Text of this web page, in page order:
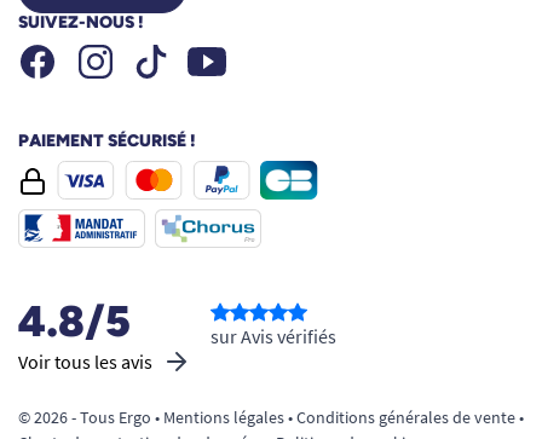
SUIVEZ-NOUS !
FacebookInstagramTiktok Youtube
PAIEMENT SÉCURISÉ !
4.8/5
Voir tous les avis
sur Avis vérifiés
© 2026 - Tous Ergo • Mentions légales•Conditions générales de vente•